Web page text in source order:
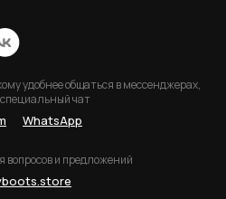
WhatsApp
удобнее общаться в мессенджерах,
чат
вопросов и предложений